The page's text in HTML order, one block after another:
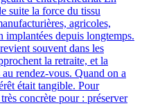
suite la force du tissu
agricoles,
implantées depuis longtemps.
souvent dans les
la retraite, et la
rendez-vous. Quand on a
était tangible. Pour
concrète pour : préserver